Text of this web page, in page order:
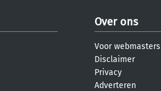
Over ons
Voor webmasters
Disclaimer
Privacy
Adverteren